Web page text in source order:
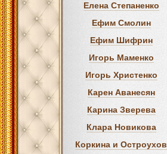
Елена Степаненко
Ефим Смолин
Ефим Шифрин
Игорь Маменко
Игорь Христенко
Карен Аванесян
Карина Зверева
Клара Новикова
Коркина и Остроухов